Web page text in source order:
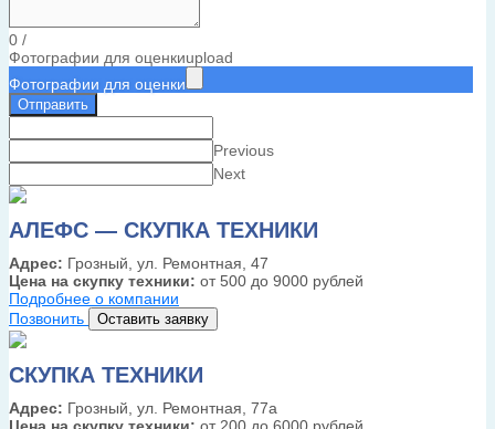
0 /
Фотографии для оценкиupload
Фотографии для оценки
Отправить
Previous
Next
АЛЕФС — СКУПКА ТЕХНИКИ
Адрес: Грозный, ул. Ремонтная, 47
Цена на скупку техники: от 500 до 9000 рублей
Подробнее о компании
Позвонить
Оставить заявку
СКУПКА ТЕХНИКИ
Адрес: Грозный, ул. Ремонтная, 77а